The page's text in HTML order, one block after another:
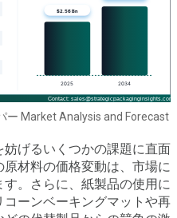
ー Market Analysis and Forecast
げるいくつかの課題に直面
材料の価格変動は、市場に
。さらに、紙製品の使用に
ーンベーキングマットや再